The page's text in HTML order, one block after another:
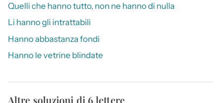
Quelli che hanno tutto, non ne hanno di nulla
Li hanno gli intrattabili
Hanno abbastanza fondi
Hanno le vetrine blindate
Altre soluzioni di 6 lettere